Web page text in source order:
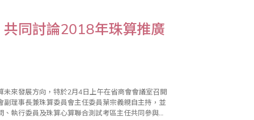
同討論2018年珠算推廣
來發展方向，特於2月4日上午在省商會會議室召開
理事長兼珠算委員會主任委員葉宗義親自主持，並
執行委員及珠算心算聯合測試考區主任共同參與。